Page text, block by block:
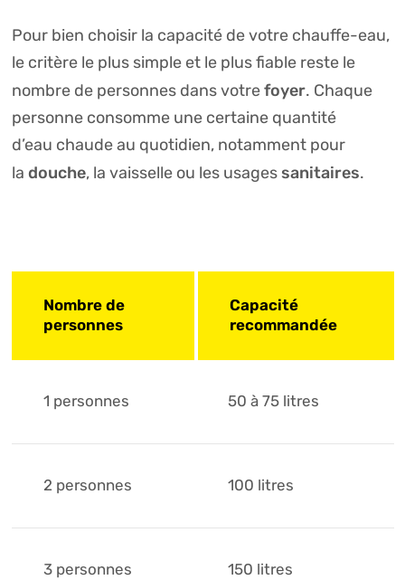
Pour bien choisir la capacité de votre chauffe-eau,
le critère le plus simple et le plus fiable reste le
nombre de personnes dans votrefoyer. Chaque
personne consomme une certaine quantité
d’eau chaude au quotidien, notamment pour
la douche, la vaisselle ou les usages sanitaires.
Nombre de
personnes
Capacité
recommandée
1 personnes 50 à 75 litres
2 personnes 100 litres
3 personnes 150 litres